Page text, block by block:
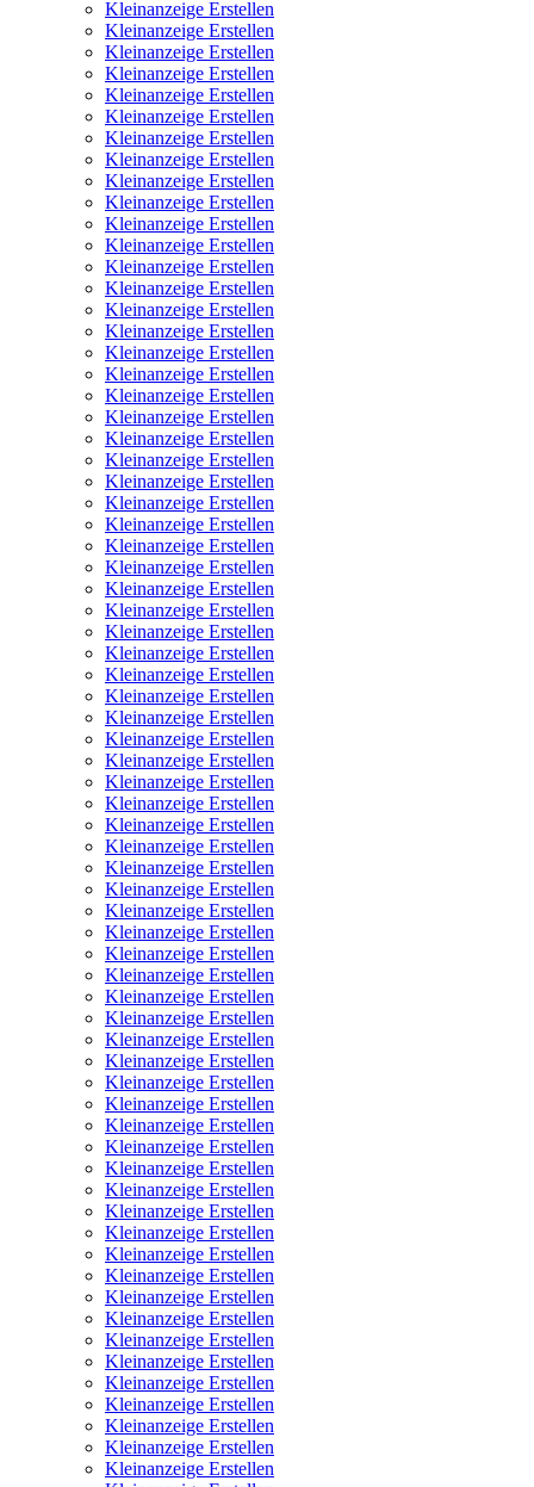
Kleinanzeige Erstellen
Kleinanzeige Erstellen
Kleinanzeige Erstellen
Kleinanzeige Erstellen
Kleinanzeige Erstellen
Kleinanzeige Erstellen
Kleinanzeige Erstellen
Kleinanzeige Erstellen
Kleinanzeige Erstellen
Kleinanzeige Erstellen
Kleinanzeige Erstellen
Kleinanzeige Erstellen
Kleinanzeige Erstellen
Kleinanzeige Erstellen
Kleinanzeige Erstellen
Kleinanzeige Erstellen
Kleinanzeige Erstellen
Kleinanzeige Erstellen
Kleinanzeige Erstellen
Kleinanzeige Erstellen
Kleinanzeige Erstellen
Kleinanzeige Erstellen
Kleinanzeige Erstellen
Kleinanzeige Erstellen
Kleinanzeige Erstellen
Kleinanzeige Erstellen
Kleinanzeige Erstellen
Kleinanzeige Erstellen
Kleinanzeige Erstellen
Kleinanzeige Erstellen
Kleinanzeige Erstellen
Kleinanzeige Erstellen
Kleinanzeige Erstellen
Kleinanzeige Erstellen
Kleinanzeige Erstellen
Kleinanzeige Erstellen
Kleinanzeige Erstellen
Kleinanzeige Erstellen
Kleinanzeige Erstellen
Kleinanzeige Erstellen
Kleinanzeige Erstellen
Kleinanzeige Erstellen
Kleinanzeige Erstellen
Kleinanzeige Erstellen
Kleinanzeige Erstellen
Kleinanzeige Erstellen
Kleinanzeige Erstellen
Kleinanzeige Erstellen
Kleinanzeige Erstellen
Kleinanzeige Erstellen
Kleinanzeige Erstellen
Kleinanzeige Erstellen
Kleinanzeige Erstellen
Kleinanzeige Erstellen
Kleinanzeige Erstellen
Kleinanzeige Erstellen
Kleinanzeige Erstellen
Kleinanzeige Erstellen
Kleinanzeige Erstellen
Kleinanzeige Erstellen
Kleinanzeige Erstellen
Kleinanzeige Erstellen
Kleinanzeige Erstellen
Kleinanzeige Erstellen
Kleinanzeige Erstellen
Kleinanzeige Erstellen
Kleinanzeige Erstellen
Kleinanzeige Erstellen
Kleinanzeige Erstellen